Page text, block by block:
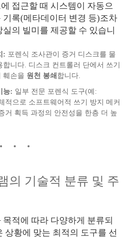
접근할 때 시스템이 자동으
기록(메타데이터 변경 등)조차
의 빌미를 제공할 수 있습니
: 포렌식 조사관이 증거 디스크를 물
니다. 디스크 컨트롤러 단에서 쓰기
훼손을 원천 봉쇄 합니다.
능: 일부 전문 포렌식 도구(예:
적으로 소프트웨어적 쓰기 방지 메커
거 획득 과정의 안전성을 한층 더 높
의 기술적 분류 및 주
적에 따라 다양하게 분류되
상황에 맞는 최적의 도구를 선